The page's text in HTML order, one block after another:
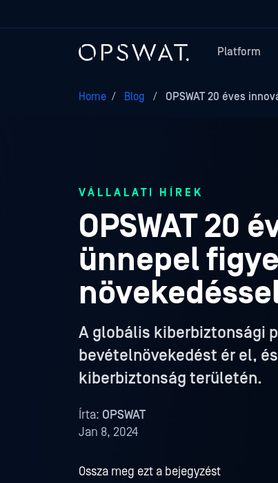
Platform
Home / Blog / OPSWAT 20 éves
VÁLLALATI HÍREK
OPSWAT 20
ünnepel
A globális kiberbiztonsági
bevételnövekedést ér el,
kiberbiztonság területén.
Írta: OPSWAT
Jan 8, 2024
Ossza meg ezt a bejegyzést